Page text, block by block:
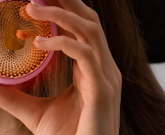
beställningar
Mina adresser
prenumerationer
Português
Русский
繁體中文